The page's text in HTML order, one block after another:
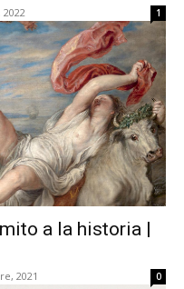
1
a la historia |
2021 0